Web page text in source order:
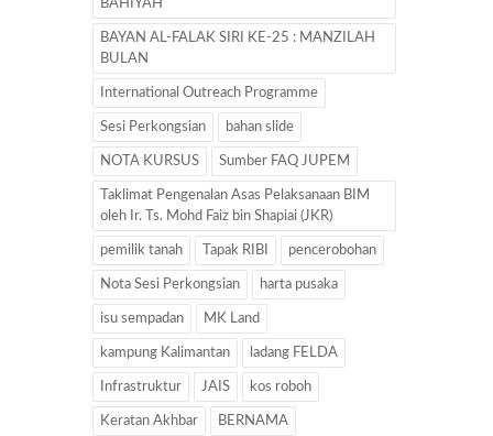
BAHIYAH
BAYAN AL-FALAK SIRI KE-25 : MANZILAH
BULAN
International Outreach Programme
Sesi Perkongsian bahan slide
NOTA KURSUS Sumber FAQ JUPEM
Taklimat Pengenalan Asas Pelaksanaan BIM
oleh Ir. Ts. Mohd Faiz bin Shapiai (JKR)
pemilik tanah Tapak RIBI pencerobohan
Nota Sesi Perkongsian harta pusaka
isu sempadan MK Land
kampung Kalimantan ladang FELDA
Infrastruktur JAIS kos roboh
Keratan Akhbar BERNAMA